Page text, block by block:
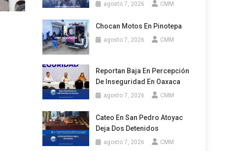
agosto 7, 2026 CMM
Chocan Motos En Pinotepa
agosto 7, 2026 CMM
Reportan Baja En Percepción
De Inseguridad En Oaxaca
agosto 7, 2026 CMM
Cateo En San Pedro Atoyac
Deja Dos Detenidos
agosto 7, 2026 CMM